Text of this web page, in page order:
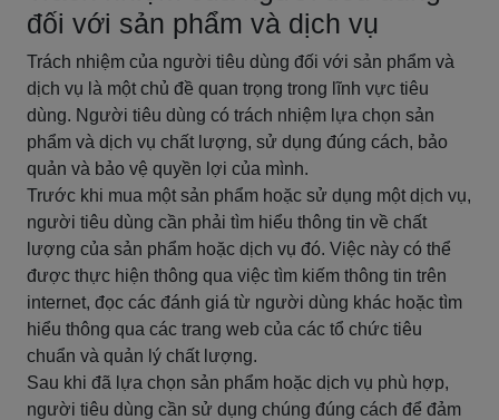
đối với sản phẩm và dịch vụ
Trách nhiệm của người tiêu dùng đối với sản phẩm và
dịch vụ là một chủ đề quan trọng trong lĩnh vực tiêu
dùng. Người tiêu dùng có trách nhiệm lựa chọn sản
phẩm và dịch vụ chất lượng, sử dụng đúng cách, bảo
quản và bảo vệ quyền lợi của mình.
Trước khi mua một sản phẩm hoặc sử dụng một dịch vụ,
người tiêu dùng cần phải tìm hiểu thông tin về chất
lượng của sản phẩm hoặc dịch vụ đó. Việc này có thể
được thực hiện thông qua việc tìm kiếm thông tin trên
internet, đọc các đánh giá từ người dùng khác hoặc tìm
hiểu thông qua các trang web của các tổ chức tiêu
chuẩn và quản lý chất lượng.
Sau khi đã lựa chọn sản phẩm hoặc dịch vụ phù hợp,
người tiêu dùng cần sử dụng chúng đúng cách để đảm